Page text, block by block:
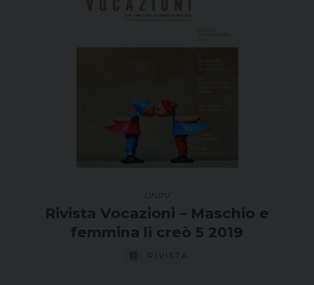
UNPV
Rivista Vocazioni – Maschio e
femmina li creò 5 2019
RIVISTA